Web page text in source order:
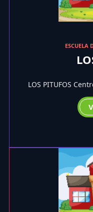
ESCUELA
LOS PITUFOS